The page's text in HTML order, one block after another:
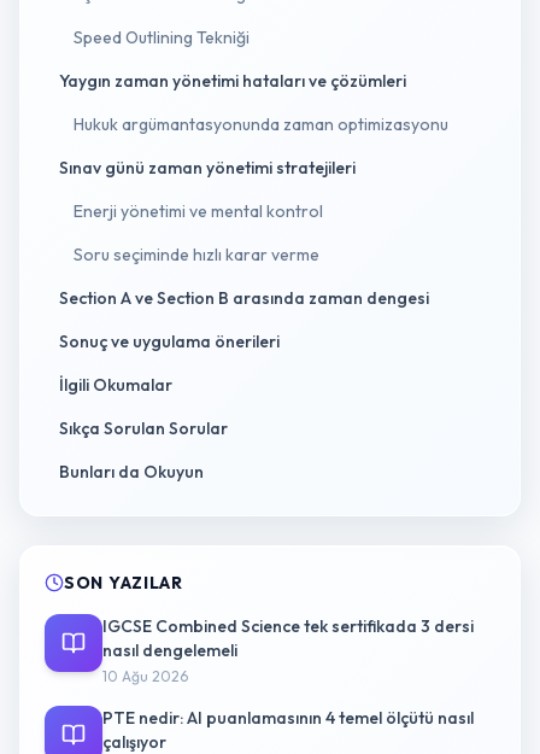
Speed Outlining Tekniği
Yaygın zaman yönetimi hataları ve çözümleri
Hukuk argümantasyonunda zaman optimizasyonu
Sınav günü zaman yönetimi stratejileri
Enerji yönetimi ve mental kontrol
Soru seçiminde hızlı karar verme
Section A ve Section B arasında zaman dengesi
Sonuç ve uygulama önerileri
İlgili Okumalar
Sıkça Sorulan Sorular
Bunları da Okuyun
SON YAZILAR
IGCSE Combined Science tek sertifikada 3 dersi
nasıl dengelemeli
10 Ağu 2026
PTE nedir: AI puanlamasının 4 temel ölçütü nasıl
çalışıyor